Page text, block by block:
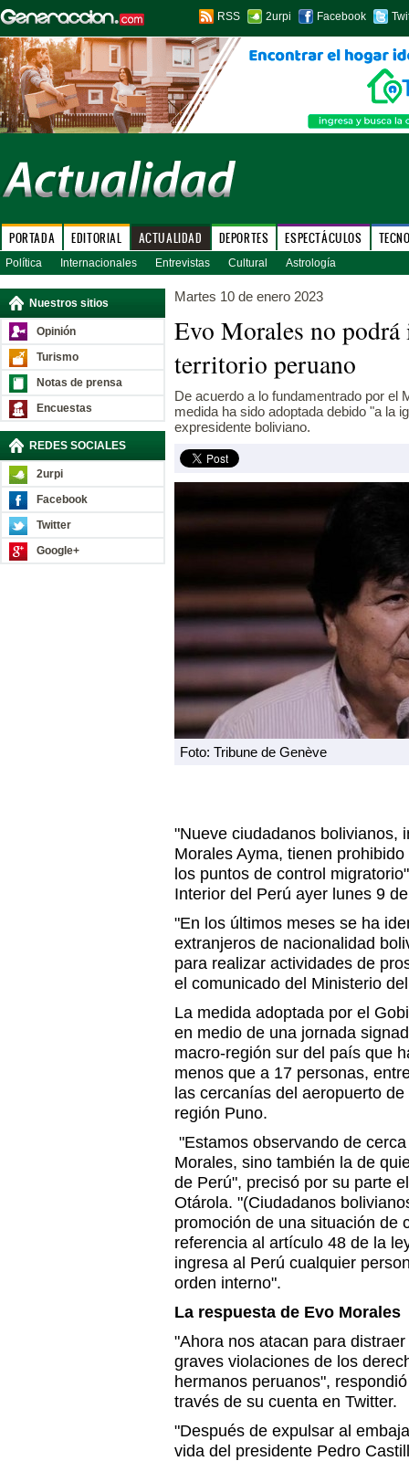
RSS 2urpi Facebook
PORTADA EDITORIAL ACTUALIDAD DEPORTES ESPECTÁCULOS
Política Internacionales Entrevistas Cultural Astrología
Nuestros sitios
Opinión
Turismo
Notas de prensa
Encuestas
REDES SOCIALES
2urpi
Facebook
Twitter
Google+
Martes 10 de enero 2023
Evo Morales no podrá
territorio peruano
De acuerdo a lo fundamentrado por el
medida ha sido adoptada debido "a la
expresidente boliviano.
Foto: Tribune de Genève
"Nueve ciudadanos bolivianos,
Morales Ayma, tienen
los puntos de control
Interior del Perú ayer lunes 9
"En los últimos meses se ha
extranjeros de nacionalidad
para realizar actividades de
el comunicado del Ministerio
La medida adoptada por el
en medio de una jornada
macro-región sur del país que
menos que a 17 personas,
las cercanías del aeropuerto
región Puno.
"Estamos observando de
Morales, sino también la de
de Perú", precisó por su parte
Otárola. "(Ciudadanos
promoción de una situación de
referencia al artículo 48 de la
ingresa al Perú cualquier
orden interno".
La respuesta de Evo Morales
"Ahora nos atacan para
graves violaciones de los
hermanos peruanos",
través de su cuenta en Twitter.
"Después de expulsar al
vida del presidente Pedro